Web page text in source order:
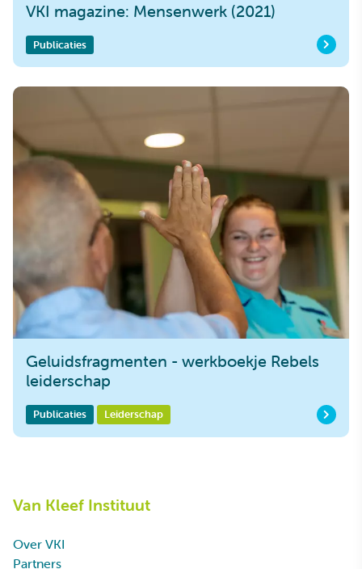
VKI magazine: Mensenwerk (2021)
Publicaties
Geluidsfragmenten - werkboekje Rebels
leiderschap
Publicaties Leiderschap
Van Kleef Instituut
Over VKI
Partners